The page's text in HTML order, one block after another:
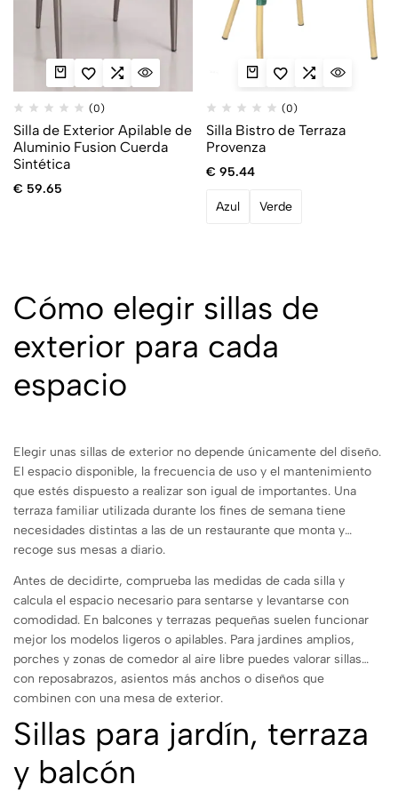
(0)
Silla de Exterior Apilable de
Aluminio Fusion Cuerda
Sintética
€ 59.65
(0)
Silla Bistro de Terraza
Provenza
€ 95.44
Azul Verde
Cómo elegir sillas de
exterior para cada
espacio
Elegir unas sillas de exterior no depende únicamente del diseño.
El espacio disponible, la frecuencia de uso y el mantenimiento
que estés dispuesto a realizar son igual de importantes. Una
terraza familiar utilizada durante los fines de semana tiene
necesidades distintas a las de un restaurante que monta y
recoge sus mesas a diario.
Antes de decidirte, comprueba las medidas de cada silla y
calcula el espacio necesario para sentarse y levantarse con
comodidad. En balcones y terrazas pequeñas suelen funcionar
mejor los modelos ligeros o apilables. Para jardines amplios,
porches y zonas de comedor al aire libre puedes valorar sillas
con reposabrazos, asientos más anchos o diseños que
combinen con una mesa de exterior.
Sillas para jardín, terraza
y balcón